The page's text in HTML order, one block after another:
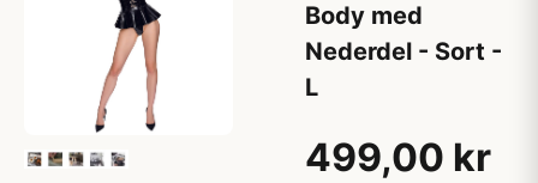
Body med
Nederdel - Sort -
L
499,00 kr